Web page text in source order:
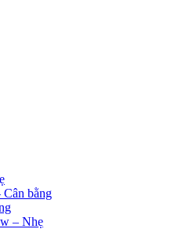
Cân bằng
– Nhẹ